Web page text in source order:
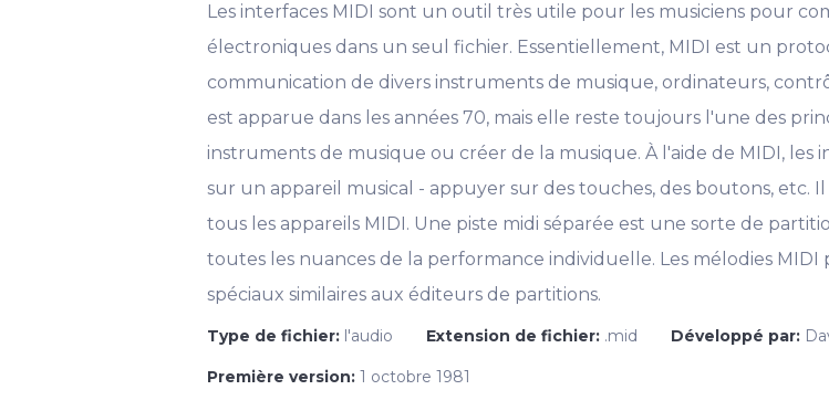
Les interfaces MIDI sont un outil très utile pour les musiciens pour
électroniques dans un seul fichier. Essentiellement, MIDI est un
communication de divers instruments de musique, ordinateurs,
est apparue dans les années 70, mais elle reste toujours l'une des
instruments de musique ou créer de la musique. À l'aide de MIDI, les
sur un appareil musical - appuyer sur des touches, des boutons, etc.
tous les appareils MIDI. Une piste midi séparée est une sorte de
toutes les nuances de la performance individuelle. Les mélodies
spéciaux similaires aux éditeurs de partitions.
Type de fichier: l'audio Extension de fichier: .mid Développé par:
Première version: 1 octobre 1981